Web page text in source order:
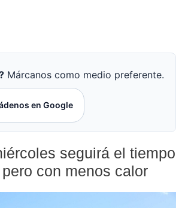
Márcanos como medio preferente.
en Google
seguirá el tiempo
con menos calor